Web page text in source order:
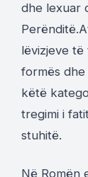
dhe lexuar
lëvizjeve
formës
këtë
tregimi i
stuhitë.
Në Romën